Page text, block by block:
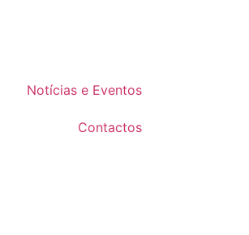
Notícias e Eventos
Contactos